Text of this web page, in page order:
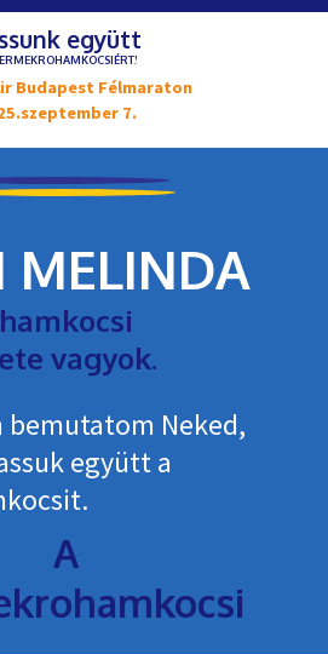
együtt
Budapest Félmaraton
7.
MELINDA
vagyok.
bemutatom Neked,
együtt a